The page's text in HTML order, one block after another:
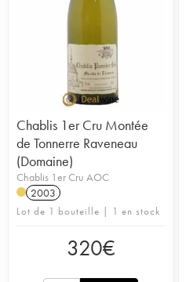
Chablis 1er Cru Montée
de Tonnerre Raveneau
(Domaine)
Chablis 1er Cru AOC
2003
Lot de 1 bouteille | 1 en stock
320€